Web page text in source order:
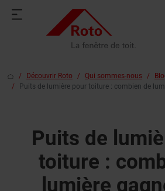
Découvrir Roto Qui sommes-nous
Puits de lumière pour toiture : combien de
Puits de
toiture :
lumière